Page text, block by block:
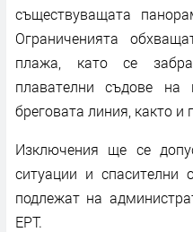
съществуващата
Ограниченията
плажа, като се
плавателни съдове
бреговата линия, както и
Изключения ще се
ситуации и спасителни
подлежат на
ЕРТ.